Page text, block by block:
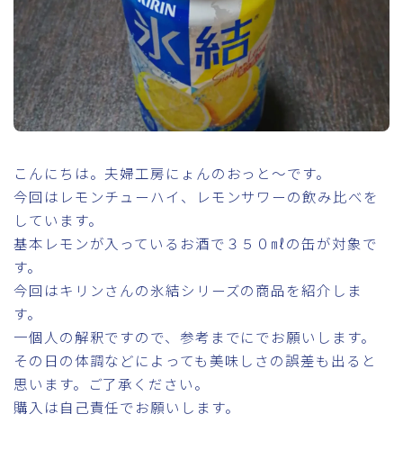
こんにちは。夫婦工房にょんのおっと～です。
今回はレモンチューハイ、レモンサワーの飲み比べを
しています。
基本レモンが入っているお酒で３５０㎖の缶が対象で
す。
今回はキリンさんの氷結シリーズの商品を紹介しま
す。
一個人の解釈ですので、参考までにでお願いします。
その日の体調などによっても美味しさの誤差も出ると
思います。ご了承ください。
購入は自己責任でお願いします。